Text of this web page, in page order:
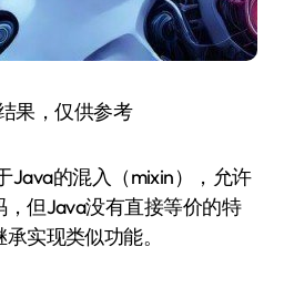
果，仅供参考
Java的混入（mixin），允许
但Java没有直接等价的特
实现类似功能。